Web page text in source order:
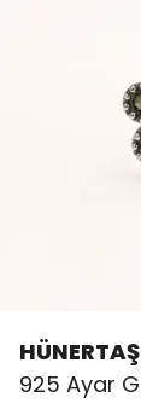
HÜNERTAŞ
925 Ayar